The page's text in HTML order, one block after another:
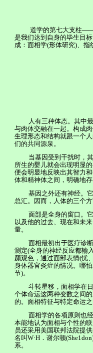
道学的第七大支柱
是我们达到自身的毕生目
成：面相学(形体研究)、指
人有三种体态。其中
与肉体交融在一起。构成
生理形态和结构就跟一个
们的共同源泉。
当基因受到干扰时，
所生的婴儿就会出现明显
便会明显地反映出其智力
体和精神体之间，明确地存
基因之外还有神经。
总汇。因而，人体的三个
面部是全身的窗口。
以及他的过去、现在和未
量。
面相最初出于医疗诊
测定(全身的神经反应都输
颜观色，通过面部表情(忧
身体器官炎症的情况。哪
节)。
斗转星移，面相学在
个体命运这两种变数之间
的。面相特征与特定命运
面相学的各项原则也
本能地认为面相与个性的
员还采用美国联邦法院提
名叫W·H ．谢尔顿
系。